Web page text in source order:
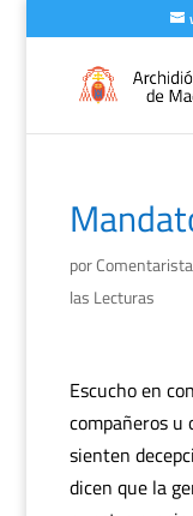
por
las Lecturas
Escucho en
compañeros u
sienten
dicen que la